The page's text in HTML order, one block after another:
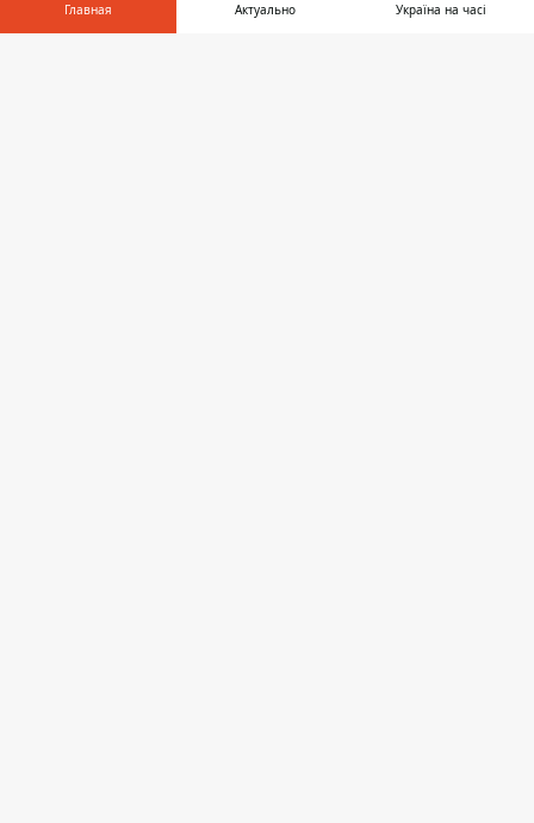
Главная Актуально Україна на часі